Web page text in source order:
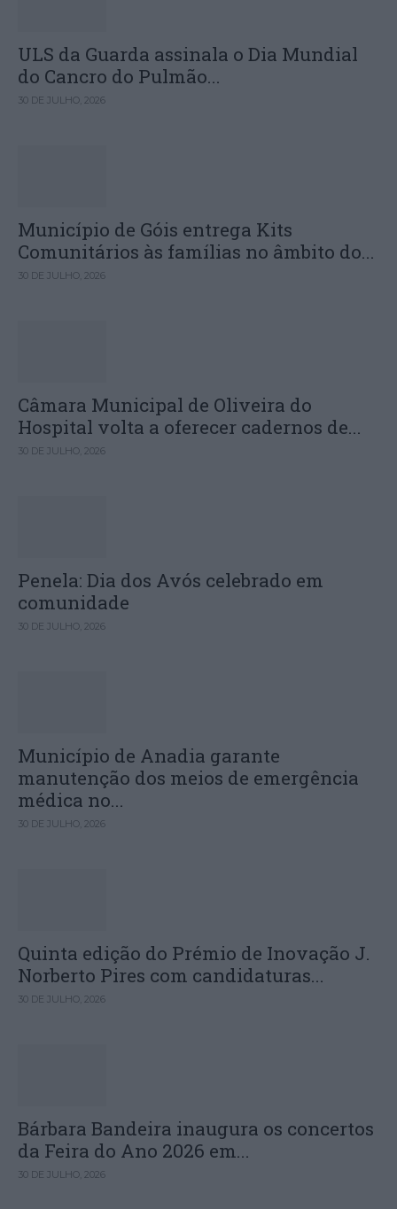
ULS da Guarda assinala o Dia Mundial
do Cancro do Pulmão...
30 DE JULHO, 2026
Município de Góis entrega Kits
Comunitários às famílias no âmbito do...
30 DE JULHO, 2026
Câmara Municipal de Oliveira do
Hospital volta a oferecer cadernos de...
30 DE JULHO, 2026
Penela: Dia dos Avós celebrado em
comunidade
30 DE JULHO, 2026
Município de Anadia garante
manutenção dos meios de emergência
médica no...
30 DE JULHO, 2026
Quinta edição do Prémio de Inovação J.
Norberto Pires com candidaturas...
30 DE JULHO, 2026
Bárbara Bandeira inaugura os concertos
da Feira do Ano 2026 em...
30 DE JULHO, 2026